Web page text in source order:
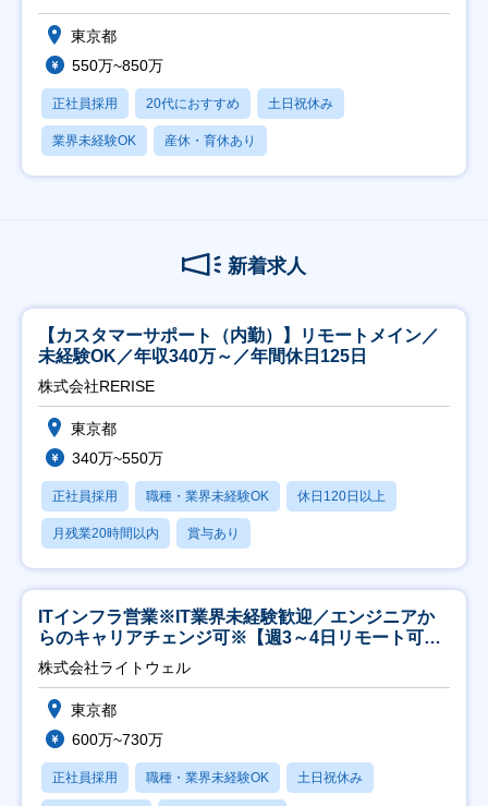
東京都
550万~850万
正社員採用 20代におすすめ 土日祝休み
業界未経験OK 産休・育休あり
新着求人
【カスタマーサポート（内勤）】リモートメイン／
未経験OK／年収340万～／年間休日125日
株式会社RERISE
東京都
340万~550万
正社員採用 職種・業界未経験OK 休日120日以上
月残業20時間以内 賞与あり
ITインフラ営業※IT業界未経験歓迎／エンジニアか
らのキャリアチェンジ可※【週3～4日リモート可
能】
株式会社ライトウェル
東京都
600万~730万
正社員採用 職種・業界未経験OK 土日祝休み